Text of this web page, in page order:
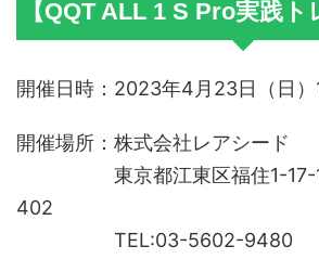
【QQT ALL 1 S Pro実践ト
開催日時：2023年4月23日（日
開催場所：株式会社レアシード
東京都江東区福住1-17-
402
TEL:03-5602-9480